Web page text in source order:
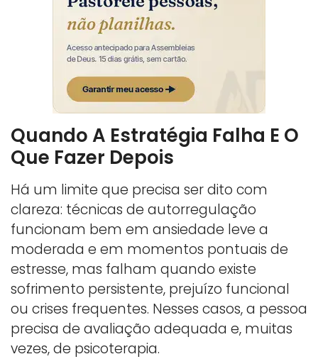
Quando A Estratégia Falha E O
Que Fazer Depois
Há um limite que precisa ser dito com
clareza: técnicas de autorregulação
funcionam bem em ansiedade leve a
moderada e em momentos pontuais de
estresse, mas falham quando existe
sofrimento persistente, prejuízo funcional
ou crises frequentes. Nesses casos, a pessoa
precisa de avaliação adequada e, muitas
vezes, de psicoterapia.